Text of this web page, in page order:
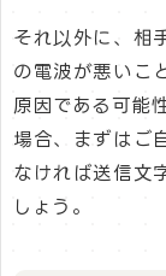
それ以外に、相
の電波が悪いこ
原因である可能
場合、まずはご
なければ送信文
しょう。